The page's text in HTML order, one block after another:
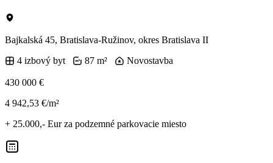
Bajkalská 45, Bratislava-Ružinov, okres Bratislava II
4 izbový byt
87 m² Novostavba
430 000 €
4 942,53 €/m²
+ 25.000,- Eur za podzemné parkovacie miesto